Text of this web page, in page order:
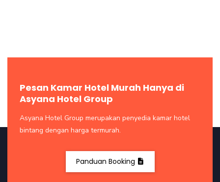
Pesan Kamar Hotel Murah Hanya di
Asyana Hotel Group
Asyana Hotel Group merupakan penyedia kamar hotel
bintang dengan harga termurah.
Panduan Booking